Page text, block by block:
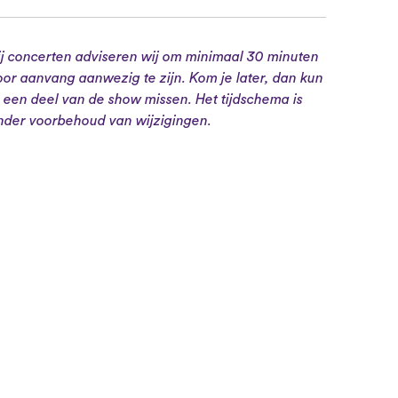
concerten adviseren wij om minimaal 30 minuten
aanvang aanwezig te zijn. Kom je later, dan kun
een deel van de show missen. Het tijdschema is
voorbehoud van wijzigingen.